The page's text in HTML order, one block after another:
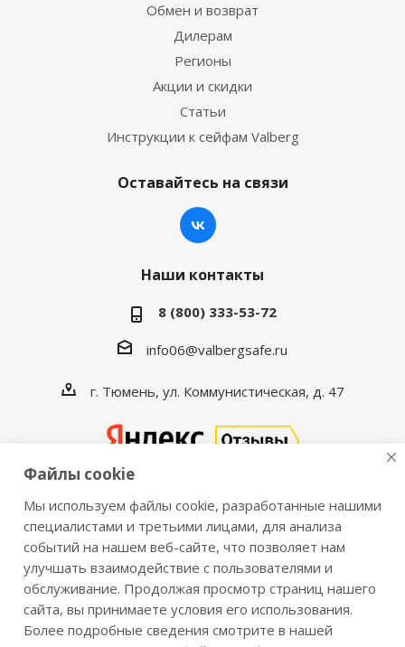
Обмен и возврат
Дилерам
Регионы
Акции и скидки
Статьи
Инструкции к сейфам Valberg
Оставайтесь на связи
Наши контакты
8 (800) 333-53-72
info06@valbergsafe.ru
г. Тюмень, ул. Коммунистическая, д. 47
2016-2026 © VALBERGSAFE.RU — Интернет-магазин
сейфов Valberg и металлической мебели Практик.
Продажа сейфов для дома и офиса, металлических
шкафов, стеллажей, металлических дверей.
Информация о розничных ценах, технических
характеристиках, наличии на складе носит справочный
Файлы cookie
Мы используем файлы cookie, разработанные нашими
специалистами и третьими лицами, для анализа
событий на нашем веб-сайте, что позволяет нам
улучшать взаимодействие с пользователями и
обслуживание. Продолжая просмотр страниц нашего
сайта, вы принимаете условия его использования.
Более подробные сведения смотрите в нашей